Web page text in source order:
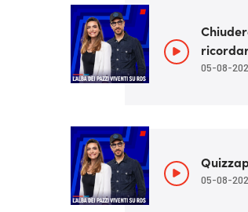
05-08-
05-08-